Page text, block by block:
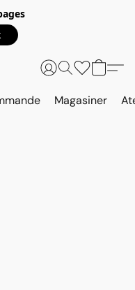
Magasiner